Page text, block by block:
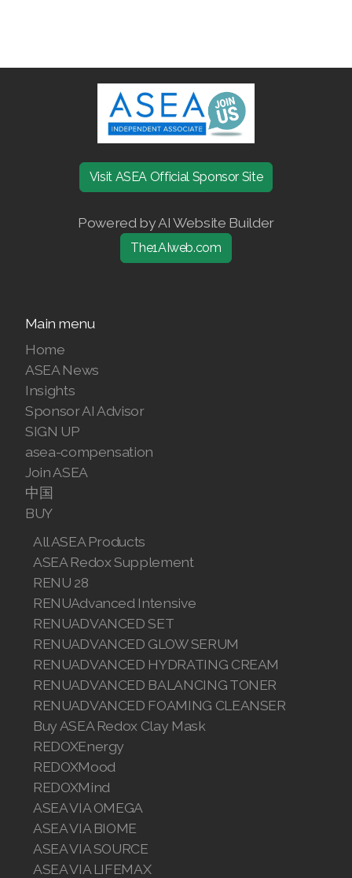
Visit ASEA Official Sponsor Site
Powered by AI Website Builder
The1AIweb.com
Main menu
Home
ASEA News
Insights
Sponsor AI Advisor
SIGN UP
asea-compensation
Join ASEA
中国
BUY
All ASEA Products
ASEA Redox Supplement
RENU 28
RENUAdvanced Intensive
RENUADVANCED SET
RENUADVANCED GLOW SERUM
RENUADVANCED HYDRATING CREAM
RENUADVANCED BALANCING TONER
RENUADVANCED FOAMING CLEANSER
Buy ASEA Redox Clay Mask
REDOXEnergy
REDOXMood
REDOXMind
ASEA VIA OMEGA
ASEA VIA BIOME
ASEA VIA SOURCE
ASEA VIA LIFEMAX
Join ASEA Finland (Suomi)
Join ASEA France (Français)
Join ASEA Germany (Deutsch)
Join ASEA Hong Kong (English)
Join ASEA Hungary (Magyar)
Join ASEA Malaysia (Bahasa Malaysia)
Join ASEA Malaysia (English)
Join ASEA Malaysia (中文)
Join ASEA Mexico (Español)
Join ASEA Netherlands (Nederlands)
Join ASEA New Zealand (English)
Join ASEA Norway (Norsk)
Join ASEA Philippines (English)
Join ASEA Poland (English)
Join ASEA Romania (Română)
Join ASEA Singapore (English)
Join ASEA Slovakia (Slovenský)
Join ASEA Slovenia (Slovenščina)
Join ASEA Spain (Español)
Join ASEA Sweden (Svenska)